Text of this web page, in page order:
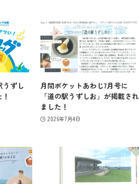
うずし
月間ポケットあわじ7月号に
「道の駅うずしお」が掲載され
ました！
2026年7月4日